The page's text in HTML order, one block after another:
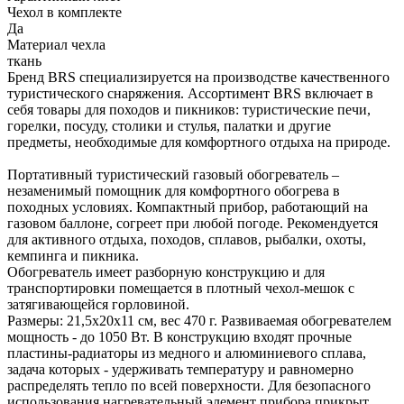
Чехол в комплекте
Да
Материал чехла
ткань
Бренд BRS специализируется на производстве качественного
туристического снаряжения. Ассортимент BRS включает в
себя товары для походов и пикников: туристические печи,
горелки, посуду, столики и стулья, палатки и другие
предметы, необходимые для комфортного отдыха на природе.
Портативный туристический газовый обогреватель –
незаменимый помощник для комфортного обогрева в
походных условиях. Компактный прибор, работающий на
газовом баллоне, согреет при любой погоде. Рекомендуется
для активного отдыха, походов, сплавов, рыбалки, охоты,
кемпинга и пикника.
Обогреватель имеет разборную конструкцию и для
транспортировки помещается в плотный чехол-мешок с
затягивающейся горловиной.
Размеры: 21,5x20x11 см, вес 470 г. Развиваемая обогревателем
мощность - до 1050 Вт. В конструкцию входят прочные
пластины-радиаторы из медного и алюминиевого сплава,
задача которых - удерживать температуру и равномерно
распределять тепло по всей поверхности. Для безопасного